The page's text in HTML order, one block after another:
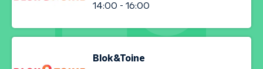
14:00 - 16:00
Blok&Toine